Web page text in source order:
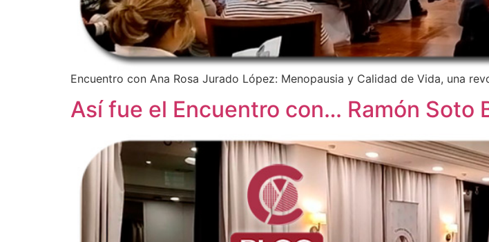
Encuentro con Ana Rosa Jurado López: Menopausia y Calidad de Vida, una
Así fue el Encuentro con… Ramón Soto